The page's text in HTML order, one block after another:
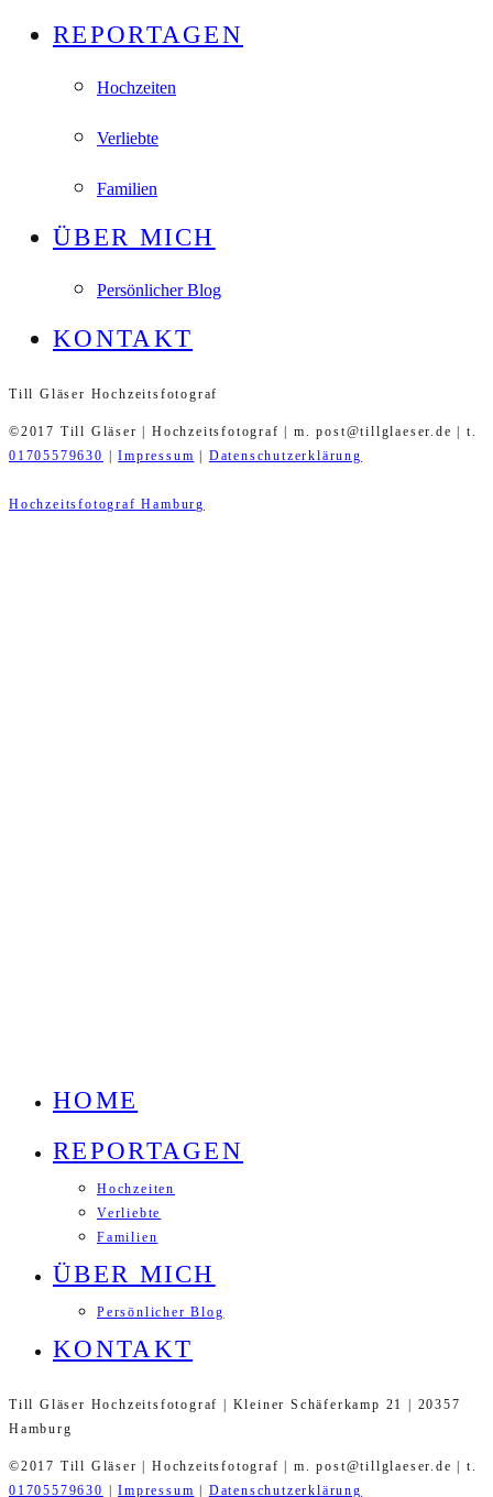
REPORTAGEN
Hochzeiten
Verliebte
Familien
ÜBER MICH
Persönlicher Blog
KONTAKT
Till Gläser Hochzeitsfotograf
©2017 Till Gläser | Hochzeitsfotograf | m. post@tillglaeser.de | t.
01705579630
|Impressum Datenschutzerklärung
Hochzeitsfotograf Hamburg
HOME
REPORTAGEN
Hochzeiten
Verliebte
Familien
ÜBER MICH
Persönlicher Blog
KONTAKT
Till Gläser Hochzeitsfotograf | Kleiner Schäferkamp 21 | 20357
Hamburg
©2017 Till Gläser | Hochzeitsfotograf | m. post@tillglaeser.de | t.
01705579630
|Impressum Datenschutzerklärung